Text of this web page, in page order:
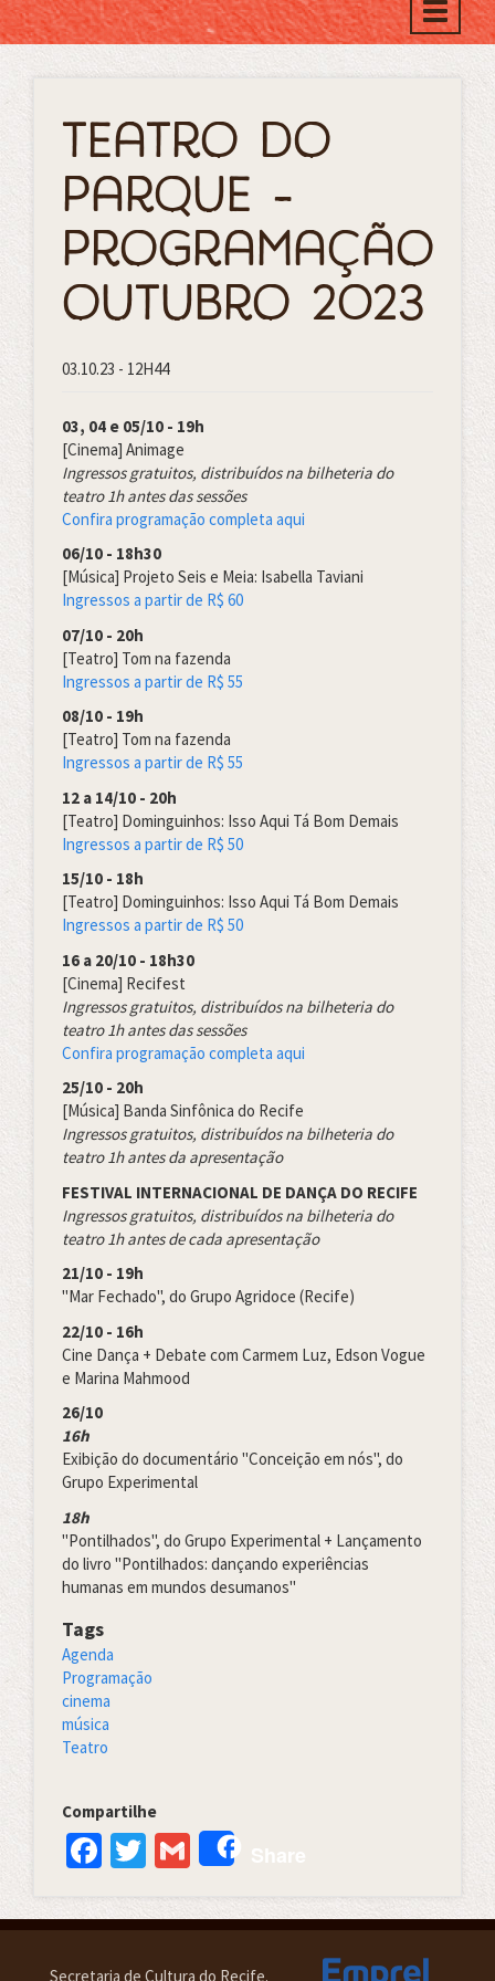
Toggle
Teatro do
Parque -
Programação
Outubro 2023
03.10.23 - 12H44
03, 04 e 05/10 - 19h
[Cinema] Animage
Ingressos gratuitos, distribuídos na bilheteria do
teatro 1h antes das sessões
Confira programação completa aqui
06/10 - 18h30
[Música] Projeto Seis e Meia: Isabella Taviani
Ingressos a partir de R$ 60
07/10 - 20h
[Teatro] Tom na fazenda
Ingressos a partir de R$ 55
08/10 - 19h
[Teatro] Tom na fazenda
Ingressos a partir de R$ 55
12 a 14/10 - 20h
[Teatro] Dominguinhos: Isso Aqui Tá Bom Demais
Ingressos a partir de R$ 50
15/10 - 18h
[Teatro] Dominguinhos: Isso Aqui Tá Bom Demais
Ingressos a partir de R$ 50
16 a 20/10 - 18h30
[Cinema] Recifest
Ingressos gratuitos, distribuídos na bilheteria do
teatro 1h antes das sessões
Confira programação completa aqui
25/10 - 20h
[Música] Banda Sinfônica do Recife
Ingressos gratuitos, distribuídos na bilheteria do
teatro 1h antes da apresentação
FESTIVAL INTERNACIONAL DE DANÇA DO RECIFE
Ingressos gratuitos, distribuídos na bilheteria do
teatro 1h antes de cada apresentação
21/10 - 19h
"Mar Fechado", do Grupo Agridoce (Recife)
22/10 - 16h
Cine Dança + Debate com Carmem Luz, Edson Vogue
e Marina Mahmood
26/10
16h
Exibição do documentário "Conceição em nós", do
Grupo Experimental
18h
"Pontilhados", do Grupo Experimental + Lançamento
do livro "Pontilhados: dançando experiências
humanas em mundos desumanos"
Tags
Agenda
Programação
cinema
música
Teatro
Compartilhe
Facebook
TwitterGmailShare
Secretaria de Cultura do Recife.